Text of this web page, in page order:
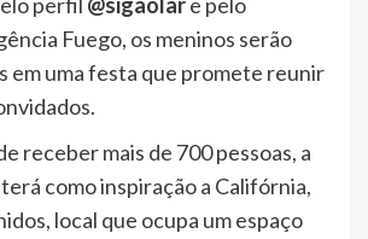
Fuego, os meninos serão
em uma festa que promete reunir
receber mais de 700 pessoas, a
como inspiração a Califórnia,
local que ocupa um espaço